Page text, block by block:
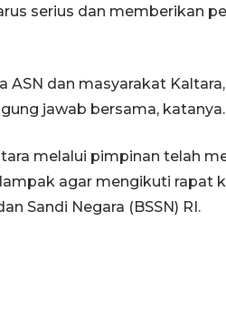
serius dan memberikan
ASN dan masyarakat
jawab bersama, katanya.
melalui pimpinan telah
agar mengikuti rapat
Sandi Negara (BSSN) RI.